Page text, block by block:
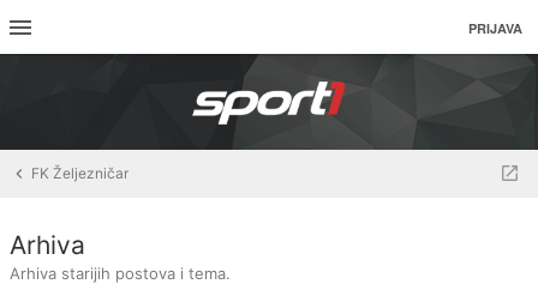
PRIJAVA
FK Željezničar
Arhiva
Arhiva starijih postova i tema.